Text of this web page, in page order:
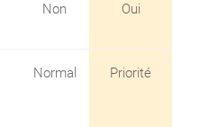
Non Oui
Normal Priorité